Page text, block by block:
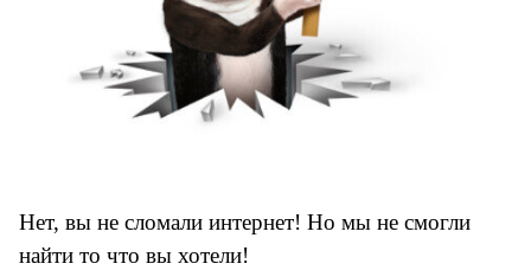
Нет, вы не сломали интернет! Но мы не смогли
найти то что вы хотели!